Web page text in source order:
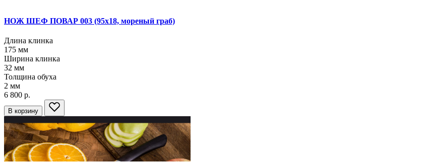
НОЖ ШЕФ ПОВАР 003 (95х18, мореный граб)
Длина клинка
175 мм
Ширина клинка
32 мм
Толщина обуха
2 мм
6 800 р.
В корзину